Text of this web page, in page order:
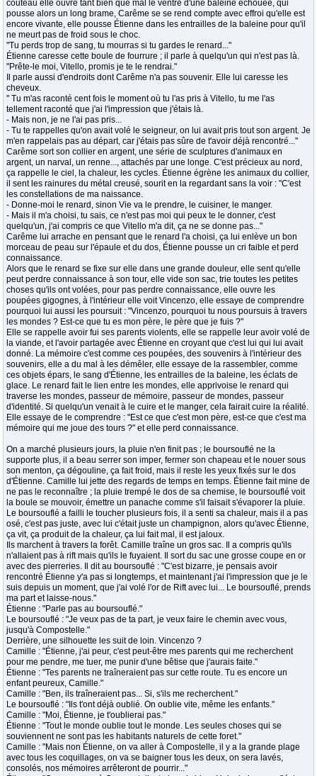
couteau elle ouvre tant bien que mal le ventre d'une baleine échouée, qui
pousse alors un long brame, Carême se se rend compte avec effroi qu'elle est
encore vivante, elle pousse Étienne dans les entrailles de la baleine pour qu'il
ne meurt pas de froid sous le choc.
"Tu perds trop de sang, tu mourras si tu gardes le renard..."
Étienne caresse cette boule de fourrure ; il parle à quelqu'un qui n'est pas là.
"Prête-le moi, Vitello, promis je te le rendrai."
Il parle aussi d'endroits dont Carême n'a pas souvenir. Elle lui caresse les
cheveux.
" Tu m'as raconté cent fois le moment où tu l'as pris à Vitello, tu me l'as
tellement raconté que j'ai l'impression que j'étais là.
- Mais non, je ne l'ai pas pris...
- Tu te rappelles qu'on avait volé le seigneur, on lui avait pris tout son argent. Je
m'en rappelais pas au départ, car j'étais pas sûre de t'avoir déjà rencontré..."
Carême sort son collier en argent, une série de sculptures d'animaux en
argent, un narval, un renne..., attachés par une longe. C'est précieux au nord,
ça rappelle le ciel, la chaleur, les cycles. Étienne égrène les animaux du collier,
il sent les rainures du métal creusé, sourit en la regardant sans la voir : "C'est
les constellations de ma naissance.
- Donne-moi le renard, sinon Vie va le prendre, le cuisiner, le manger.
- Mais il m'a choisi, tu sais, ce n'est pas moi qui peux te le donner, c'est
quelqu'un, j'ai compris ce que Vitello m'a dit, ça ne se donne pas..."
Carême lui arrache en pensant que le renard l'a choisi, ça lui enlève un bon
morceau de peau sur l'épaule et du dos, Étienne pousse un cri faible et perd
connaissance.
Alors que le renard se fixe sur elle dans une grande douleur, elle sent qu'elle
peut perdre connaissance à son tour, elle vide son sac, trie toutes les petites
choses qu'ils ont volées, pour pas perdre connaissance, elle ouvre les
poupées gigognes, à l'intérieur elle voit Vincenzo, elle essaye de comprendre
pourquoi lui aussi les poursuit : "Vincenzo, pourquoi tu nous poursuis à travers
les mondes ? Est-ce que tu es mon père, le père que je fuis ?"
Elle se rappelle avoir fui ses parents violents, elle se rappelle leur avoir volé de
la viande, et l'avoir partagée avec Étienne en croyant que c'est lui qui lui avait
donné. La mémoire c'est comme ces poupées, des souvenirs à l'intérieur des
souvenirs, elle a du mal à les démêler, elle essaye de la rassembler, comme
ces objets épars, le sang d'Étienne, les entrailles de la baleine, les éclats de
glace. Le renard fait le lien entre les mondes, elle apprivoise le renard qui
traverse les mondes, passeur de mémoire, passeur de mondes, passeur
d'identité. Si quelqu'un venait à le cuire et le manger, cela fairait cuire la réalité.
Elle essaye de le comprendre : "Est ce que c'est mon père, est-ce que c'est ma
mémoire qui me joue des tours ?" et elle perd connaissance.
On a marché plusieurs jours, la pluie n'en finit pas ; le boursouflé ne la
supporte plus, il a beau serrer son imper, fermer son chapeau et le nouer sous
son menton, ça dégouline, ça fait froid, mais il reste les yeux fixés sur le dos
d'Étienne. Camille lui jette des regards de temps en temps. Étienne fait mine de
ne pas le reconnaître ; la pluie trempé le dos de sa chemise, le boursouflé voit
la boule se mouvoir, émettre un panache comme s'il faisait s'évaporer la pluie.
Le boursouflé a failli le toucher plusieurs fois, il a senti sa chaleur, mais il a pas
osé, c'est pas juste, avec lui c'était juste un champignon, alors qu'avec Étienne,
ça vit, ça produit de la chaleur, ça lui fait mal, il est jaloux.
Ils marchent à travers la forêt. Camille traîne un gros sac. Il a compris qu'ils
n'allaient pas à rift mais qu'ils le fuyaient. Il sort du sac une grosse coupe en or
avec des pierreries. Il dit au boursouflé : "C'est bizarre, je pensais avoir
rencontré Étienne y'a pas si longtemps, et maintenant j'ai l'impression que je le
suis depuis un moment, que j'ai volé l'or de Rift avec lui... Le boursouflé, prends
ma part et laisse-nous."
Étienne : "Parle pas au boursouflé."
Le boursouflé : "Je veux pas de ta part, je veux faire le chemin avec vous,
jusqu'à Compostelle."
Derrière, une silhouette les suit de loin. Vincenzo ?
Camille : "Étienne, j'ai peur, c'est peut-être mes parents qui me recherchent
pour me pendre, me tuer, me punir d'une bêtise que j'aurais faite."
Étienne : "Tes parents ne traîneraient pas sur cette route. Tu es encore un
enfant peureux, Camille."
Camille : "Ben, ils traîneraient pas... Si, s'ils me recherchent."
Le boursouflé : "Ils t'ont déjà oublié. On oublie vite, même les enfants."
Camille : "Moi, Étienne, je t'oublierai pas."
Étienne : "Tout le monde oublie tout le monde. Les seules choses qui se
souviennent ne sont pas les habitants naturels de cette foret."
Camille : "Mais non Étienne, on va aller à Compostelle, il y a la grande plage
avec tous les coquillages, on va se baigner tous les deux, on sera lavés,
consolés, nos mémoires arrêteront de pourrir..."